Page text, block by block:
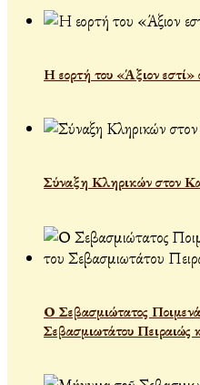
Η εορτή του «Άξιον
Σύναξη Κληρικών στον
Ο Σεβασμιώτατος
Σεβασμιωτάτου Πειραιώς